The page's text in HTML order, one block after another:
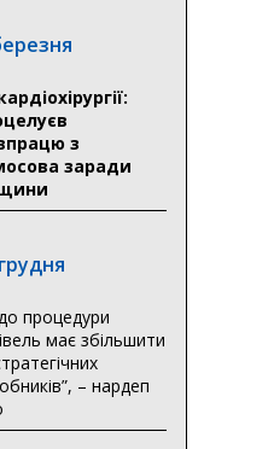
з
заради
процедури
має збільшити
– нардеп